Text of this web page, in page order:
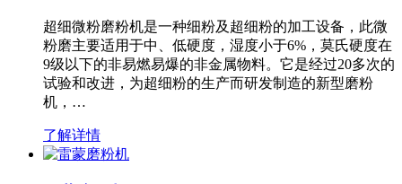
超细微粉磨粉机是一种细粉及超细粉的加工设备，此微
粉磨主要适用于中、低硬度，湿度小于6%，莫氏硬度在
9级以下的非易燃易爆的非金属物料。它是经过20多次的
试验和改进，为超细粉的生产而研发制造的新型磨粉
机，…
了解详情